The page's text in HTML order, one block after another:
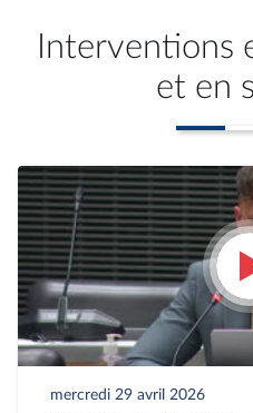
Interventions
et en
mercredi 29 avril 2026